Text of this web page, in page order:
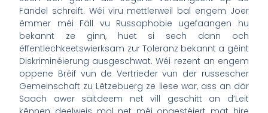
Fändel schreift. Wéi viru mëttlerweil bal engem Joer
ëmmer méi Fäll vu Russophobie ugefaangen hu
bekannt ze ginn, huet si sech dann och
ëffentlechkeetswierksam zur Toleranz bekannt a géint
Diskriminéierung ausgeschwat. Wéi rezent an engem
oppene Bréif vun de Vertrieder vun der russescher
Gemeinschaft zu Lëtzebuerg ze liese war, ass an där
Saach awer säitdeem net vill geschitt an d’Leit